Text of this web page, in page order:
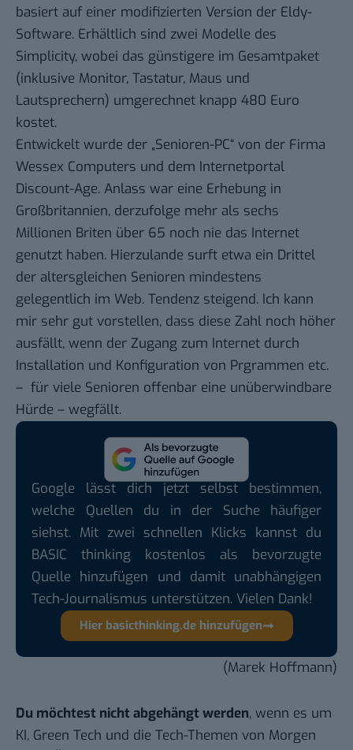
basiert auf einer modifizierten Version der Eldy-
Software. Erhältlich sind zwei Modelle des
Simplicity, wobei das günstigere im Gesamtpaket
(inklusive Monitor, Tastatur, Maus und
Lautsprechern) umgerechnet knapp 480 Euro
kostet.
Entwickelt wurde der „Senioren-PC“ von der Firma
Wessex Computers und dem Internetportal
Discount-Age. Anlass war eine Erhebung in
Großbritannien, derzufolge mehr als sechs
Millionen Briten über 65 noch nie das Internet
genutzt haben. Hierzulande surft etwa ein Drittel
der altersgleichen Senioren mindestens
gelegentlich im Web. Tendenz steigend. Ich kann
mir sehr gut vorstellen, dass diese Zahl noch höher
ausfällt, wenn der Zugang zum Internet durch
Installation und Konfiguration von Prgrammen etc.
– für viele Senioren offenbar eine unüberwindbare
Hürde – wegfällt.
Google lässt dich jetzt selbst bestimmen,
welche Quellen du in der Suche häufiger
siehst. Mit zwei schnellen Klicks kannst du
BASIC thinking kostenlos als bevorzugte
Quelle hinzufügen und damit unabhängigen
Tech-Journalismus unterstützen. Vielen Dank!
Hier basicthinking.de hinzufügen
(Marek Hoffmann)
Du möchtest nicht abgehängt werden, wenn es um
KI, Green Tech und die Tech-Themen von Morgen